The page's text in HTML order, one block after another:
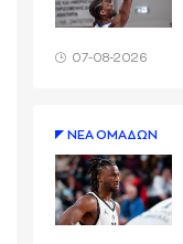
07-08-2026
ΝΕA ΟΜAΔΩΝ